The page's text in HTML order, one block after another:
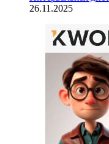
26.11.2025